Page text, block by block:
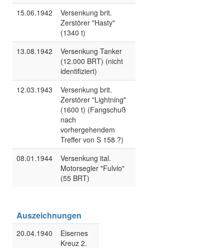
15.06.1942
Versenkung brit.
Zerstörer "Hasty"
(1340 t)
13.08.1942
Versenkung Tanker
(12.000 BRT) (nicht
identifiziert)
12.03.1943
Versenkung brit.
Zerstörer "Lightning"
(1600 t) (Fangschuß
nach
vorhergehendem
Treffer von S 158 ?)
08.01.1944
Versenkung ital.
Motorsegler "Fulvio"
(55 BRT)
Auszeichnungen
20.04.1940
Eisernes
Kreuz 2.